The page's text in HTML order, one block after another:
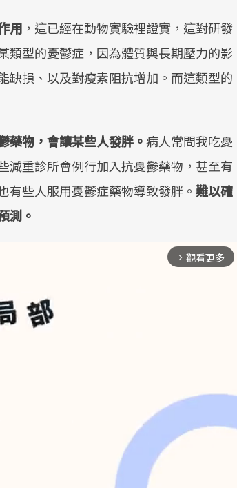
用 ，這已經在動物實驗裡證實，這對研發
類型的憂鬱症，因為體質與長期壓力的影
損、以及對瘦素阻抗增加。而這類型的
藥物，會讓某些人發胖。病人常問我吃憂
減重診所會例行加入抗憂鬱藥物，甚至有
些人服用憂鬱症藥物導致發胖。 難以確
測。
arrow_forward_ios 觀看更多